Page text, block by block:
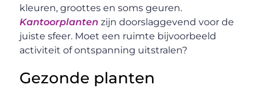
kleuren, groottes en soms geuren.
Kantoorplanten zijn doorslaggevend voor de
juiste sfeer. Moet een ruimte bijvoorbeeld
activiteit of ontspanning uitstralen?
Gezonde planten